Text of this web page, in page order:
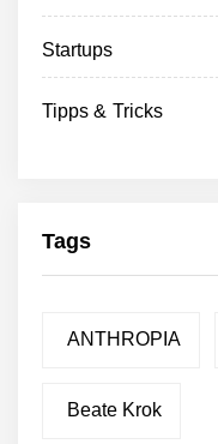
Startups
Tipps & Tricks
Tags
ANTHROPIA
Beate Krok